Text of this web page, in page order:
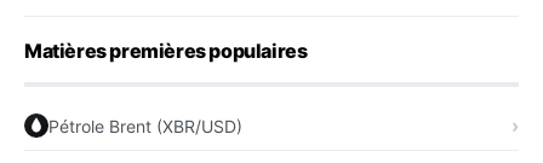
Matières premières populaires
Pétrole Brent (XBR/USD)